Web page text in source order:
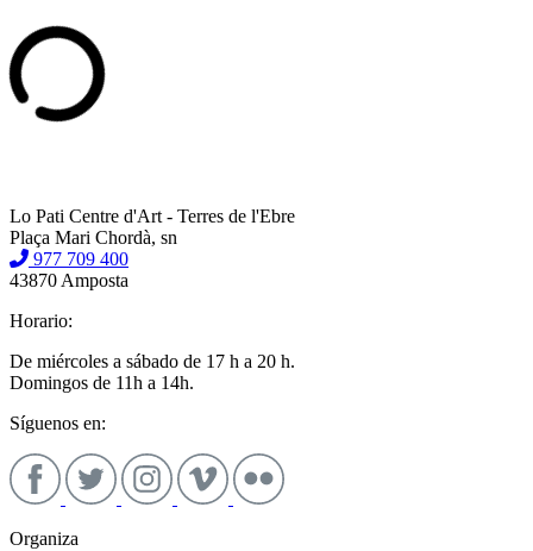
Lo Pati Centre d'Art - Terres de l'Ebre
Plaça Mari Chordà, sn
977 709 400
43870 Amposta
Horario:
De miércoles a sábado de 17 h a 20 h.
Domingos de 11h a 14h.
Síguenos en:
Organiza